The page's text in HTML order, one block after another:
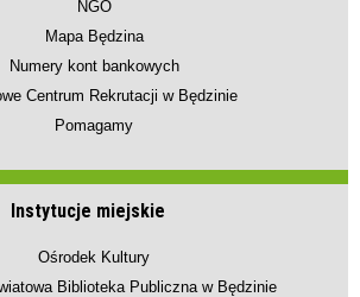
NGO
Mapa Będzina
Numery kont bankowych
Centrum Rekrutacji w Będzinie
Pomagamy
Instytucje miejskie
Ośrodek Kultury
Biblioteka Publiczna w Będzinie